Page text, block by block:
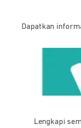
Dapatkan
Lengkapi